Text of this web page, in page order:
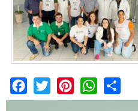
Facebook
Twitter PinterestWhatsApp